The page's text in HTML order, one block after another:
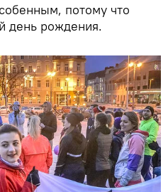
потому что
день рождения.